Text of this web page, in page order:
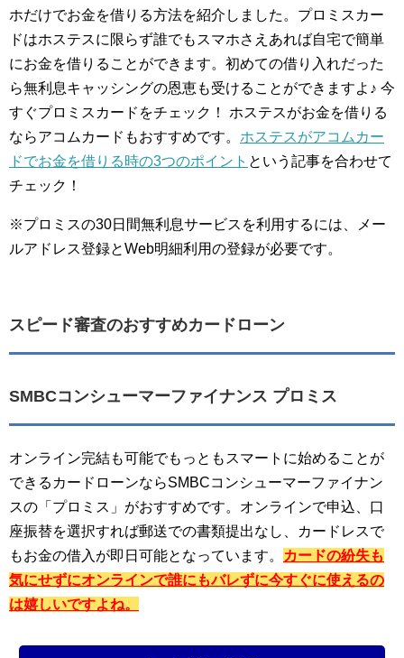
ホだけでお金を借りる方法を紹介しました。プロミスカー
ドはホステスに限らず誰でもスマホさえあれば自宅で簡単
にお金を借りることができます。初めての借り入れだった
ら無利息キャッシングの恩恵も受けることができますよ♪ 今
すぐプロミスカードをチェック！ ホステスがお金を借りる
ならアコムカードもおすすめです。 ホステスがアコムカー
ドでお金を借りる時の3つのポイント という記事を合わせて
チェック！
※プロミスの30日間無利息サービスを利用するには、メー
ルアドレス登録とWeb明細利用の登録が必要です。
スピード審査のおすすめカードローン
SMBCコンシューマーファイナンス プロミス
オンライン完結も可能でもっともスマートに始めることが
できるカードローンならSMBCコンシューマーファイナン
スの「プロミス」がおすすめです。オンラインで申込、口
座振替を選択すれば郵送での書類提出なし、カードレスで
もお金の借入が即日可能となっています。
カードの紛失も
気にせずにオンラインで誰にもバレずに今すぐに使えるの
は嬉しいですよね。